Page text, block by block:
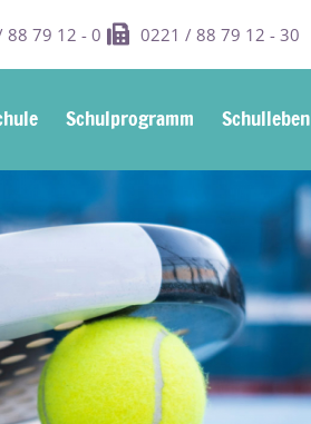
88 79 12 - 0 0221 / 88 79 12 - 30
Schulprogramm Schulleben